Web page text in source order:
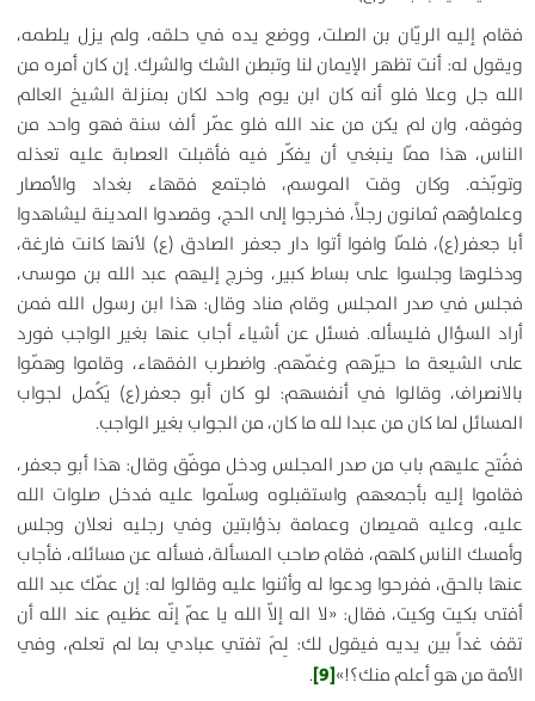
فقام إليه الريّان بن الصلت، ووضع يده في حلقه، ولم يزل يلطمه،
ويقول له: أنت تظهر الإيمان لنا وتبطن الشك والشرك. إن كان أمره من
الله جل وعلا فلو أنه كان ابن يوم واحد لكان بمنزلة الشيخ العالم
وفوقه، وان لم يكن من عند الله فلو عمّر ألف سنة فهو واحد من
الناس، هذا ممّا ينبغي أن يفكّر فيه فأقبلت العصابة عليه تعذله
وتوبّخه. وكان وقت الموسم، فاجتمع فقهاء بغداد والأمصار
وعلماؤهم ثمانون رجلاً، فخرجوا إلى الحج، وقصدوا المدينة ليشاهدوا
أبا جعفر(ع)، فلمّا وافوا أتوا دار جعفر الصادق (ع) لأنها كانت فارغة،
ودخلوها وجلسوا على بساط كبير، وخرج إليهم عبد الله بن موسى،
فجلس في صدر المجلس وقام مناد وقال: هذا ابن رسول الله فمن
أراد السؤال فليسأله. فسئل عن أشياء أجاب عنها بغير الواجب فورد
على الشيعة ما حيّرهم وغمّهم. واضطرب الفقهاء، وقاموا وهمّوا
بالانصراف، وقالوا في أنفسهم: لو كان أبو جعفر(ع) يَكُمل لجواب
المسائل لما كان من عبدا لله ما كان، من الجواب بغير الواجب.
ففُتح عليهم باب من صدر المجلس ودخل موفّق وقال: هذا أبو جعفر،
فقاموا إليه بأجمعهم واستقبلوه وسلّموا عليه فدخل صلوات الله
عليه، وعليه قميصان وعمامة بذؤابتين وفي رجليه نعلان وجلس
وأمسك الناس كلهم، فقام صاحب المسألة، فسأله عن مسائله، فأجاب
عنها بالحق، ففرحوا ودعوا له وأثنوا عليه وقالوا له: إن عمّك عبد الله
أفتى بكيت وكيت، فقال: «لا اله إلاّ الله يا عمّ إنّه عظيم عند الله أن
تقف غداً بين يديه فيقول لك: لِمَ تفتي عبادي بما لم تعلم، وفي
الأمة من هو أعلم منك؟!»[9]
.